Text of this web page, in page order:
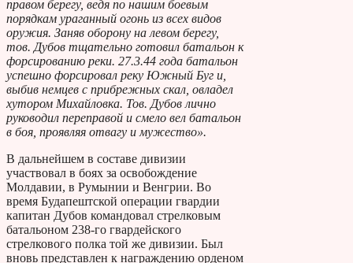
правом берегу, ведя по нашим боевым
порядкам ураганный огонь из всех видов
оружия. Заняв оборону на левом берегу,
тов. Дубов тщательно готовил батальон к
форсированию реки. 27.3.44 года батальон
успешно форсировал реку Южный Буг и,
выбив немцев с прибрежных скал, овладел
хутором Михайловка. Тов. Дубов лично
руководил переправой и смело вел батальон
в боя, проявляя отвагу и мужество».
В дальнейшем в составе дивизии
участвовал в боях за освобождение
Молдавии, в Румынии и Венгрии. Во
время Будапештской операции гвардии
капитан Дубов командовал стрелковым
батальоном 238-го гвардейского
стрелкового полка той же дивизии. Был
вновь представлен к награждению орденом